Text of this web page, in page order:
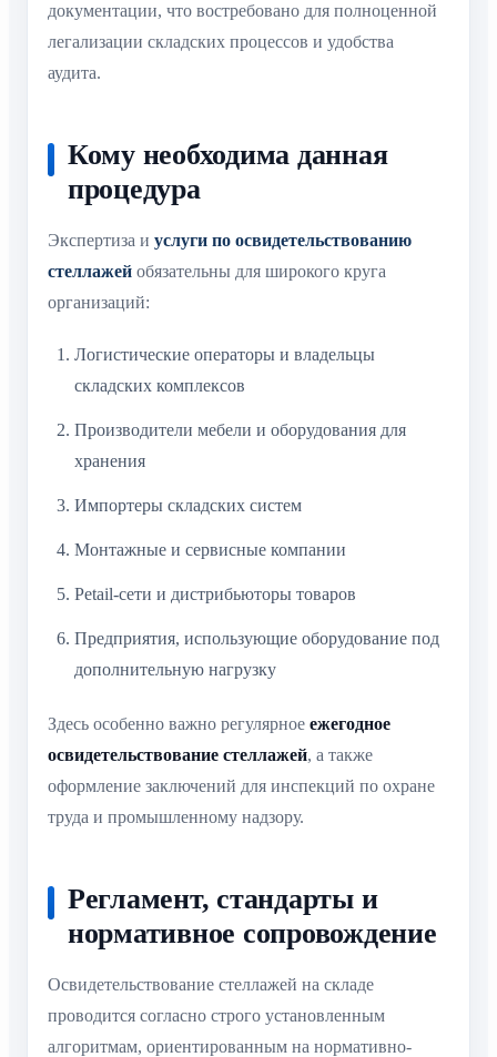
документации, что востребовано для полноценной
легализации складских процессов и удобства
аудита.
Кому необходима данная
процедура
Экспертиза и услуги по освидетельствованию
стеллажей обязательны для широкого круга
организаций:
Логистические операторы и владельцы
складских комплексов
Производители мебели и оборудования для
хранения
Импортеры складских систем
Монтажные и сервисные компании
Рetail-сети и дистрибьюторы товаров
Предприятия, использующие оборудование под
дополнительную нагрузку
Здесь особенно важно регулярное ежегодное
освидетельствование стеллажей, а также
оформление заключений для инспекций по охране
труда и промышленному надзору.
Регламент, стандарты и
нормативное сопровождение
Освидетельствование стеллажей на складе
проводится согласно строго установленным
алгоритмам, ориентированным на нормативно-